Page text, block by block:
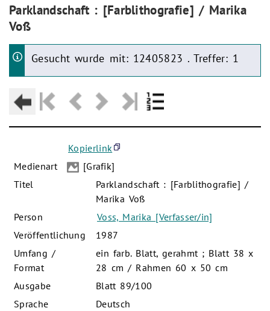
Aktuelle Seite:
Parklandschaft : [Farblithografie] / Marika
Voß
Gesucht wurde mit: 12405823 . Treffer: 1
Kopierlink
Medienart
[Grafik]
Titel
Parklandschaft : [Farblithografie] /
Marika Voß
Person
Voss, Marika [Verfasser/in]
Veröffentlichung
1987
Umfang /
Format
ein farb. Blatt, gerahmt ; Blatt 38 x
28 cm / Rahmen 60 x 50 cm
Ausgabe
Blatt 89/100
Sprache
Deutsch